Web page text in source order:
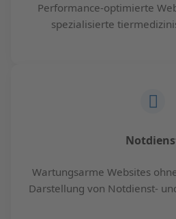
Performance-optimierte
spezialisierte
Wartungsarme Websites
Darstellung von Notdienst-